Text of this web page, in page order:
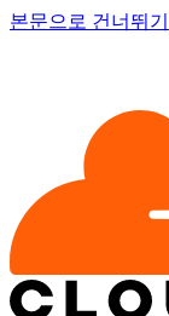
본문으로 건너뛰기